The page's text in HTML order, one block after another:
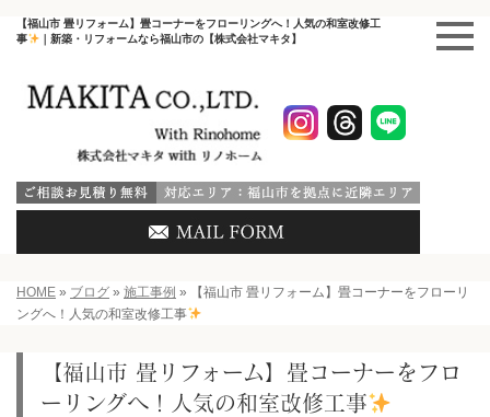
【福山市 畳リフォーム】畳コーナーをフローリングへ！人気の和室改修工
事
｜新築・リフォームなら福山市の【株式会社マキタ】
HOME » ブログ » 施工事例 »
【福山市 畳リフォーム】畳コーナーをフローリ
ングへ！人気の和室改修工事
【福山市 畳リフォーム】畳コーナーをフロ
ーリングへ！人気の和室改修工事